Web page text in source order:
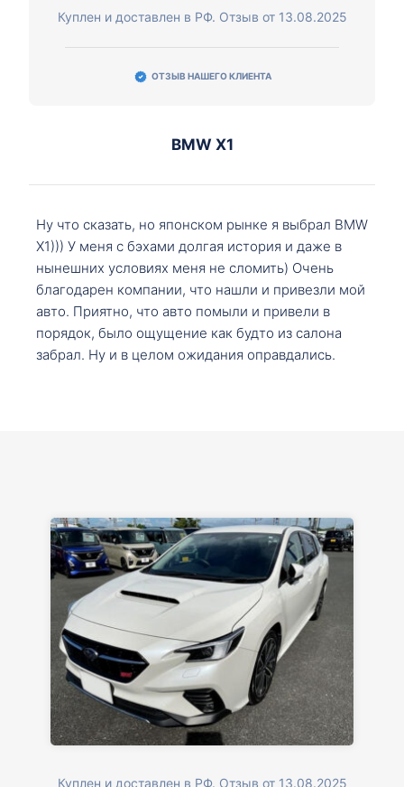
Куплен и доставлен в РФ. Отзыв от 13.08.2025
ОТЗЫВ НАШЕГО КЛИЕНТА
BMW X1
Ну что сказать, но японском рынке я выбрал BMW
X1))) У меня с бэхами долгая история и даже в
нынешних условиях меня не сломить) Очень
благодарен компании, что нашли и привезли мой
авто. Приятно, что авто помыли и привели в
порядок, было ощущение как будто из салона
забрал. Ну и в целом ожидания оправдались.
Куплен и доставлен в РФ. Отзыв от 13.08.2025